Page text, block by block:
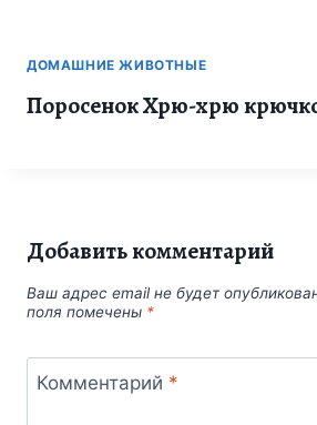
ДОМАШНИЕ ЖИВОТНЫЕ
Поросенок Хрю-хрю
Добавить комментарий
Ваш адрес email не будет
поля помечены *
Комментарий *